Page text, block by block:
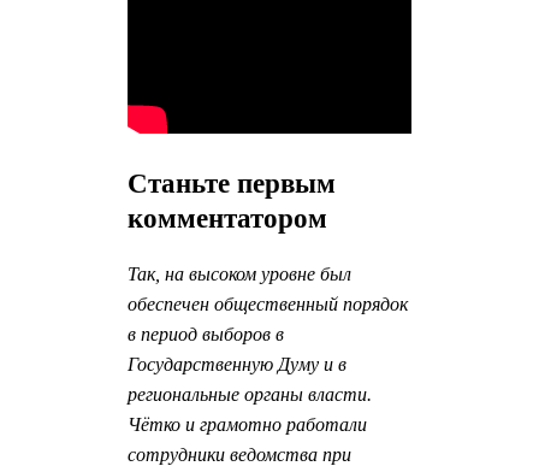
Станьте первым
комментатором
Так, на высоком уровне был
обеспечен общественный порядок
в период выборов в
Государственную Думу и в
региональные органы власти.
Чётко и грамотно работали
сотрудники ведомства при